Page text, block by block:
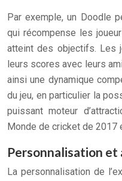
Par exemple, un Doodle
qui récompense les
atteint des objectifs. Les
leurs scores avec leurs
ainsi une dynamique
du jeu, en particulier la
puissant moteur
Monde de cricket de 2017
Personnalisation
La personnalisation de